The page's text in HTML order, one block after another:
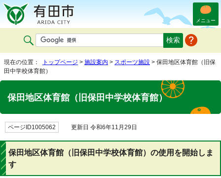
メニュー
現在の位置： トップページ > 施設案内 > スポーツ施設 > 保田地区体育館（旧保
田中学校体育館）
保田地区体育館（旧保田中学校体育館）
ページID1005062 更新日 令和6年11月29日
保田地区体育館（旧保田中学校体育館）の使用を開始しま
す